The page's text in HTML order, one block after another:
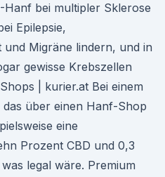
bei multipler Sklerose
Epilepsie,
Migräne lindern, und in
gewisse Krebszellen
| kurier.at Bei einem
über einen Hanf-Shop
eine
Prozent CBD und 0,3
legal wäre. Premium